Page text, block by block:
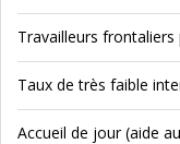
Travailleurs
Taux de très faible
Accueil de jour (aide